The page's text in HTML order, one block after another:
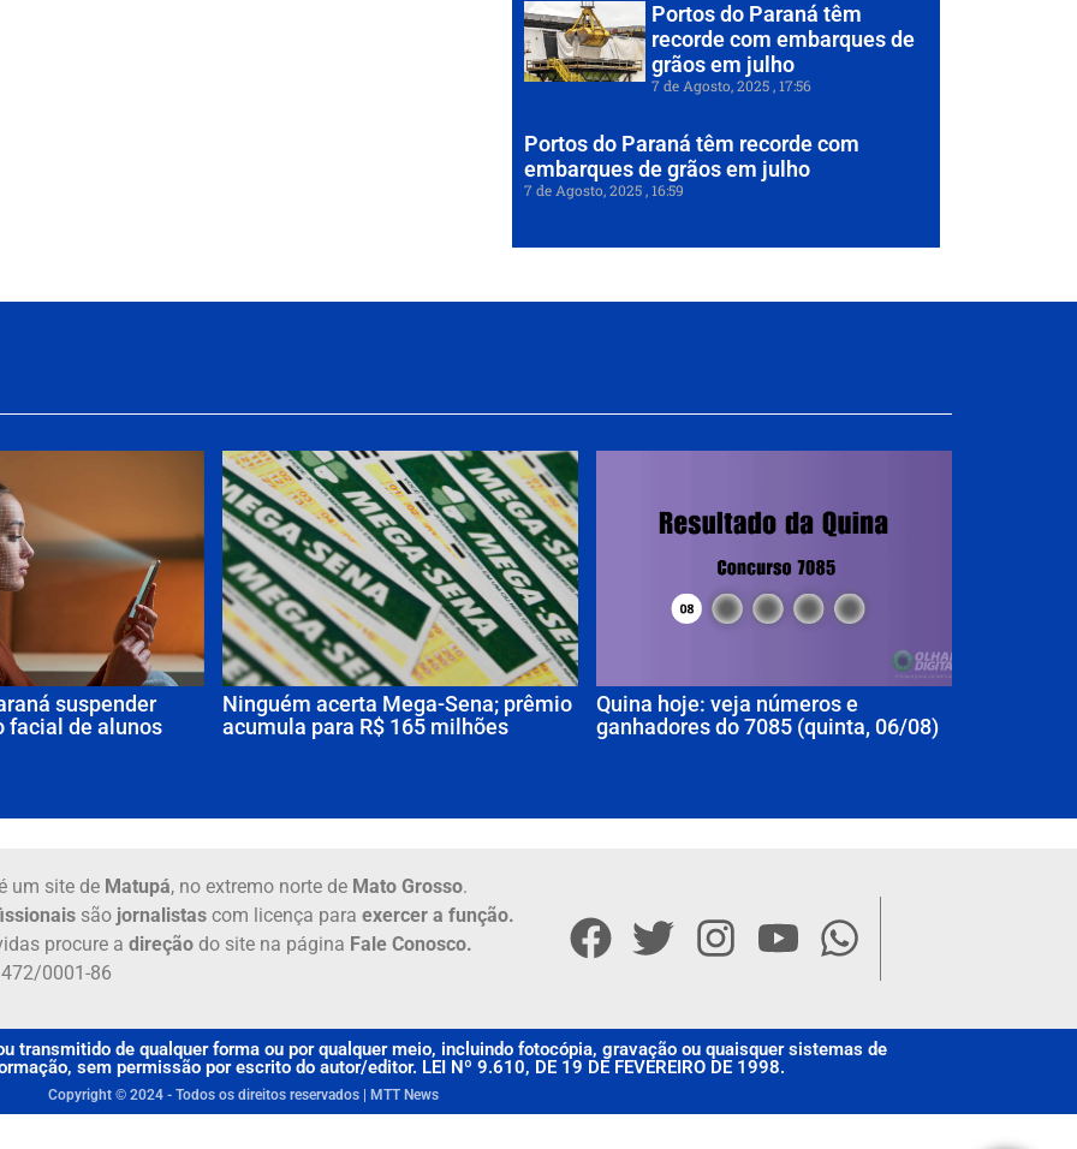
Portos do Paraná têm
recorde com embarques de
grãos em julho
7 de Agosto, 2025 17:56
Portos do Paraná têm recorde com
embarques de grãos em julho
7 de Agosto, 2025 16:59
suspender
facial de alunos
Ninguém acerta Mega-Sena; prêmio
acumula para R$ 165 milhões
Quina hoje: veja números e
ganhadores do 7085 (quinta, 06/08)
um site de Matupá, no extremo norte de Mato Grosso.
são jornalistascom licença para exercer a função.
procure a direçãodo site na página Fale Conosco.
0001-86
transmitido de qualquer forma ou por qualquer meio, incluindo fotocópia, gravação ou quaisquer sistemas de
sem permissão por escrito do autor/editor. LEI Nº 9.610, DE 19 DE FEVEREIRO DE 1998.
Copyright © 2024 - Todos os direitos reservados | MTT News